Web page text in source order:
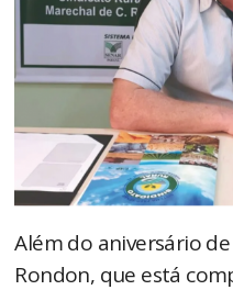
Além do aniversário
Rondon, que está